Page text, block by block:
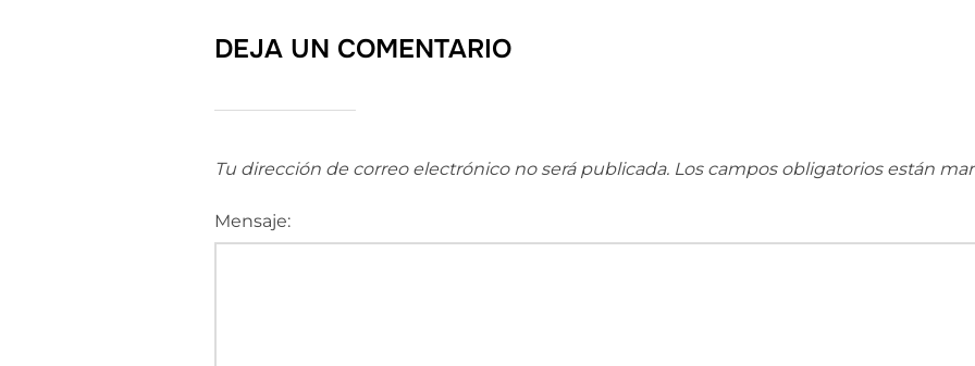
DEJA UN COMENTARIO
Tu dirección de correo electrónico no será publicada. Los campos obligatorios están
Mensaje: